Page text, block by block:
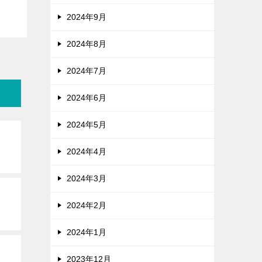
2024年9月
2024年8月
2024年7月
2024年6月
2024年5月
2024年4月
2024年3月
2024年2月
2024年1月
2023年12月